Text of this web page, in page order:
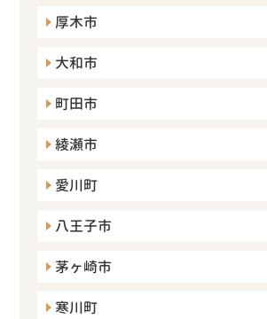
厚木市
大和市
町田市
綾瀬市
愛川町
八王子市
茅ヶ崎市
寒川町